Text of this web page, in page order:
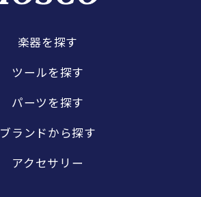
楽器を探す
ツールを探す
パーツを探す
ブランドから探す
アクセサリー